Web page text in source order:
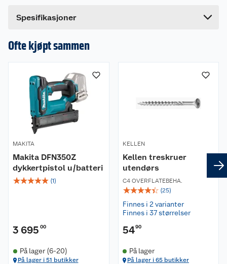
Spesifikasjoner
Ofte kjøpt sammen
MAKITA
Makita DFN350Z
dykkertpistol u/batteri
☆☆☆☆☆ (1)
3 695 00
På lager (6-20)
På lager i 51 butikker
KELLEN
Kellen treskruer
utendørs
C4 OVERFLATEBEHA.
☆☆☆☆☆ (25)
Finnes i 2 varianter
Finnes i 37 størrelser
5490
På lager
På lager i 65 butikker